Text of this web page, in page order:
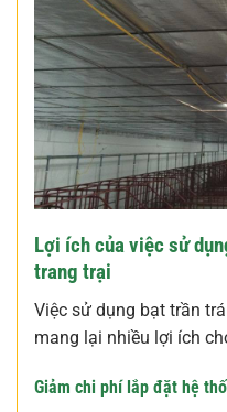
Lợi ích của việc sử
trang trại
Việc sử dụng bạt trần
mang lại nhiều lợi ích
Giảm chi phí lắp đặt hệ